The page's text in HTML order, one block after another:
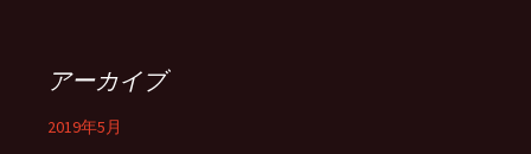
アーカイブ
2019年5月